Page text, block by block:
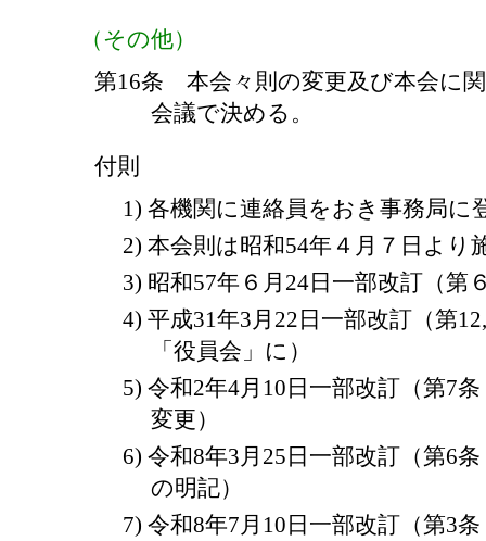
（その他）
第16条 本会々則の変更及び本会に
会議で決める。
付則
1) 各機関に連絡員をおき事務局に
2) 本会則は昭和54年４月７日より
3) 昭和57年６月24日一部改訂（
4) 平成31年3月22日一部改訂（第
「役員会」に）
5) 令和2年4月10日一部改訂（第7
変更）
6) 令和8年3月25日一部改訂（第6
の明記）
7) 令和8年7月10日一部改訂（第3